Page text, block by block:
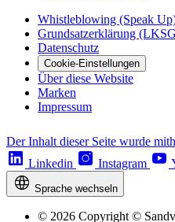
Whistleblowing (Speak
Grundsatzerklärung
Datenschutz
Cookie-Einstellungen
Über diese Website
Marken
Impressum
Der Inhalt dieser Seite wurde
Linkedin
Instagram
Sprache wechseln
© 2026 Copyright ©